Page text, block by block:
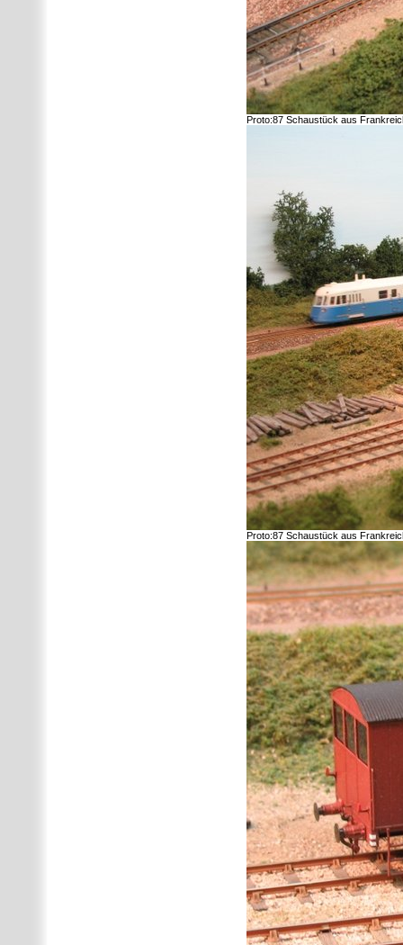
Proto:87 Schaustück aus
Proto:87 Schaustück aus